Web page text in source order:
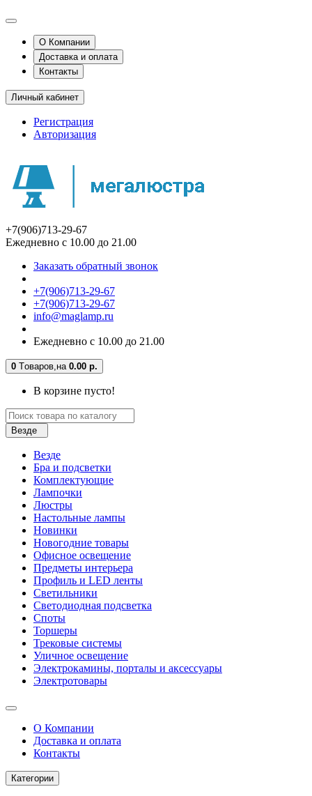
О Компании
Доставка и оплата
Контакты
Личный кабинет
Регистрация
Авторизация
+7(906)713-29-67
Ежедневно с 10.00 до 21.00
Заказать обратный звонок
+7(906)713-29-67
+7(906)713-29-67
info@maglamp.ru
Ежедневно с 10.00 до 21.00
0 Tоваров,на 0.00 р.
В корзине пусто!
Везде
Везде
Бра и подсветки
Комплектующие
Лампочки
Люстры
Настольные лампы
Новинки
Новогодние товары
Офисное освещение
Предметы интерьера
Профиль и LED ленты
Светильники
Светодиодная подсветка
Споты
Торшеры
Трековые системы
Уличное освещение
Электрокамины, порталы и аксессуары
Электротовары
О Компании
Доставка и оплата
Контакты
Категории